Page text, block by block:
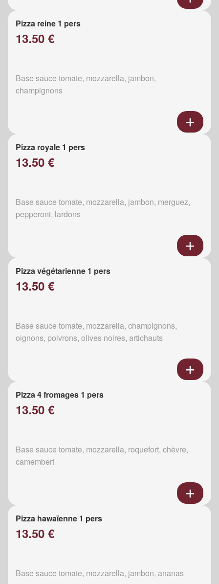
Pizza reine 1 pers
13.50 €
Base sauce tomate, mozzarella, jambon,
champignons
Pizza royale 1 pers
13.50 €
Base sauce tomate, mozzarella, jambon, merguez,
pepperoni, lardons
Pizza végétarienne 1 pers
13.50 €
Base sauce tomate, mozzarella, champignons,
oignons, poivrons, olives noires, artichauts
Pizza 4 fromages 1 pers
13.50 €
Base sauce tomate, mozzarella, roquefort, chèvre,
camembert
Pizza hawaïenne 1 pers
13.50 €
Base sauce tomate, mozzarella, jambon, ananas